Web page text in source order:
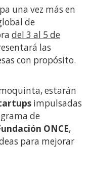
una vez más en
de
del 3 al 5 de
las
con propósito.
estarán
impulsadas
de
ONCE,
para mejorar